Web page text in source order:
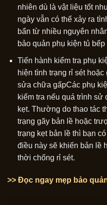
nhiên dù là vật liệu tốt
ngày vẫn có thể xảy ra
bẩn từ nhiều nguyên
bảo quản phụ kiện tủ bếp
Tiến hành kiểm tra phụ
hiện tình trạng rỉ sét
sửa chữa gấpCác phụ
kiểm tra nếu quá trình sử
kẹt. Thường do thao tác
trạng gãy bản lề hoặc
trạng kẹt bản lề thì bạn
điều này sẽ khiến bản lề
thời chống rỉ sét.
>> Đọc ngay mẹp bảo